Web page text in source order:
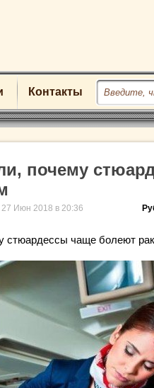
Контакты
почему
27 Июн 2018 в 20:36
стюардессы чаще болеют